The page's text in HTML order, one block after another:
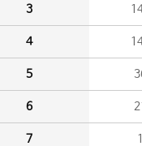
3
4
5
6
7